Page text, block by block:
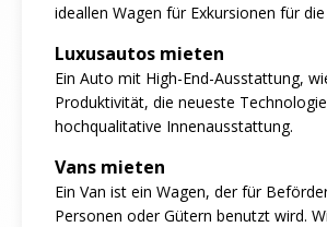
ideallen Wagen für Exkursionen für
Luxusautos mieten
Ein Auto mit High-End-Ausstattung,
Produktivität, die neueste
hochqualitative Innenausstattung.
Vans mieten
Ein Van ist ein Wagen, der für
Personen oder Gütern benutzt wird.